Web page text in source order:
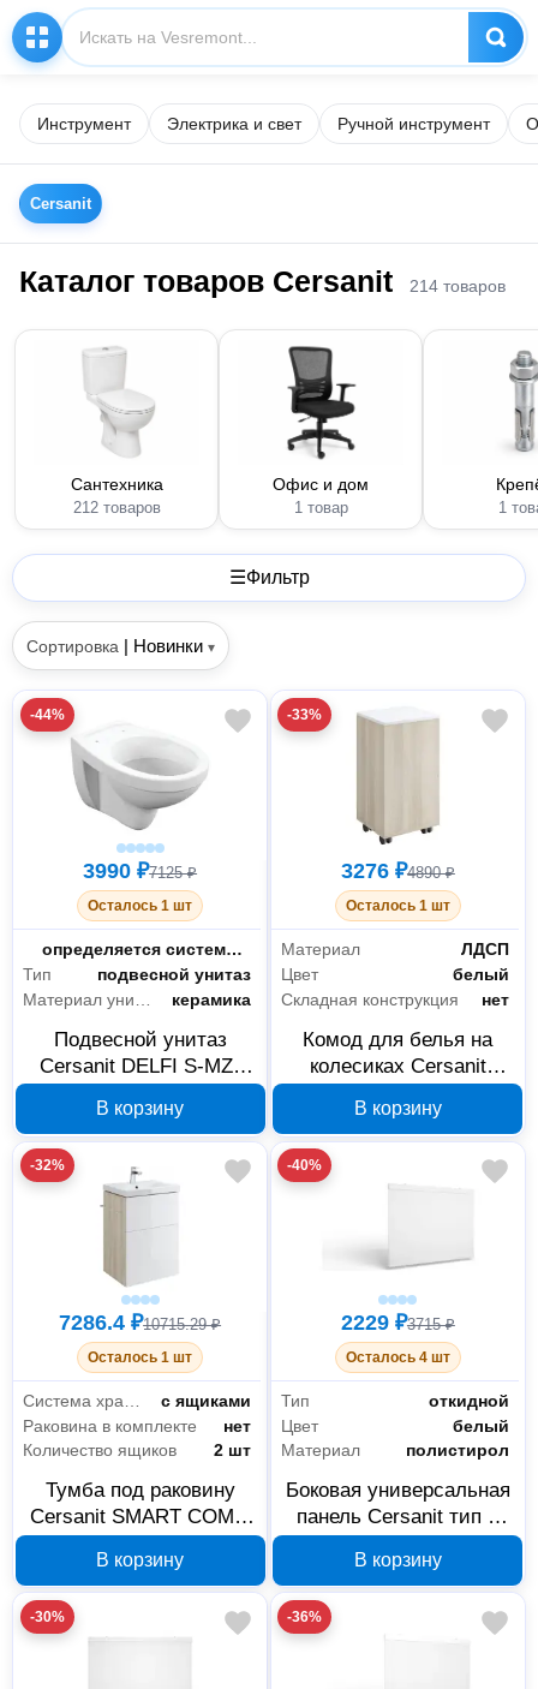
Инструмент Электрика и свет Ручной инструмент
Cersanit
Каталог товаров Cersanit 214 товаров
Сантехника
212 товаров
Офис и дом
1 товар 1
☰Фильтр
Сортировка | Новинки ▾
-44%
3990 ₽7125 ₽
Осталось 1 шт
Механизм слива воды
определяется системой инсталляции
Тип
подвесной унитаз
керамика
Подвесной унитаз
Cersanit DELFI S-MZ-
В корзину
-33%
3276 ₽4890 ₽
Осталось 1 шт
Материал
ЛДСП
Цвет
белый
Складная конструкция
нет
Комод для белья на
колесиках Cersanit
ЛДСП
В корзину
-32%
7286.4 ₽10715.29 ₽
Осталось 1 шт
с ящиками
Раковина в комплекте
нет
Количество ящиков
2 шт
Тумба под раковину
Cersanit SMART COMO
В корзину
-40%
2229 ₽3715 ₽
Осталось 4 шт
Тип
откидной
Цвет
белый
Материал
полистирол
Боковая универсальная
панель Cersanit тип 3
В корзину
-30% -36%